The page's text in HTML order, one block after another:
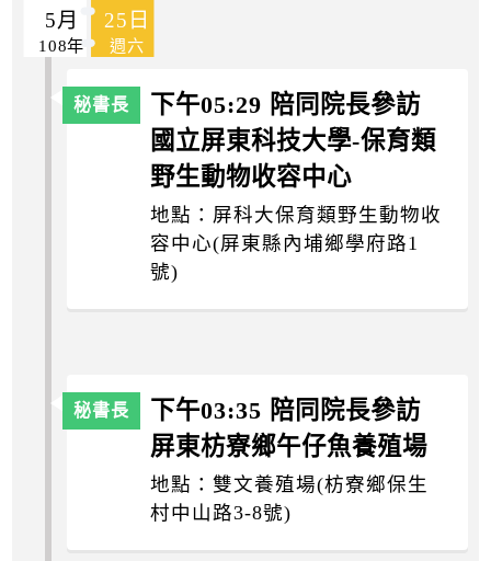
5月 25日
108年 週六
下午05:29 陪同院長參訪
國立屏東科技大學-保育類
野生動物收容中心
地點：屏科大保育類野生動物收
容中心(屏東縣內埔鄉學府路1
號)
下午03:35 陪同院長參訪
屏東枋寮鄉午仔魚養殖場
地點：雙文養殖場(枋寮鄉保生
村中山路3-8號)